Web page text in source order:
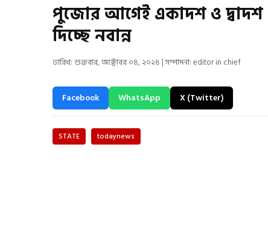
পুজোর আগেই একাদশ ও দ্বাদশ
দিচ্ছে নবান্ন
তারিখ: শুক্রবার, অক্টোবর ০৪, ২০২৪ | সম্পাদনা: editor in chief
Facebook WhatsApp X (Twitter)
STATE todaynews